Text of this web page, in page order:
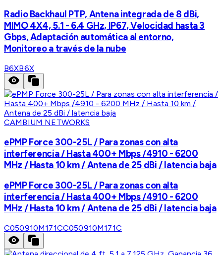
Radio Backhaul PTP, Antena integrada de 8 dBi,
MIMO 4X4, 5.1 - 6.4 GHz, IP67, Velocidad hasta 3
Gbps, Adaptación automática al entorno,
Monitoreo a través de la nube
B6XB6X
CAMBIUM NETWORKS
ePMP Force 300-25L / Para zonas con alta
interferencia / Hasta 400+ Mbps /4910 - 6200
MHz / Hasta 10 km / Antena de 25 dBi / latencia baja
ePMP Force 300-25L / Para zonas con alta
interferencia / Hasta 400+ Mbps /4910 - 6200
MHz / Hasta 10 km / Antena de 25 dBi / latencia baja
C050910M171CC050910M171C